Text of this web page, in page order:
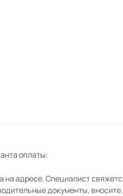
оплаты:
адресе. Специалист
документы,